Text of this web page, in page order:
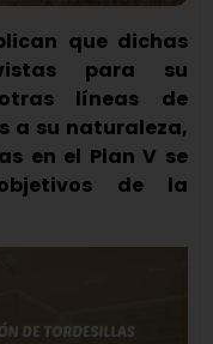
que dichas
para su
líneas de
a su naturaleza,
en el Plan V se
de la